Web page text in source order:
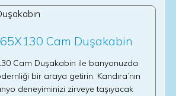
Cam Duşakabin
Cam Duşakabin ile banyonuzda
bir araya getirin. Kandıra’nın
deneyiminizi zirveye taşıyacak